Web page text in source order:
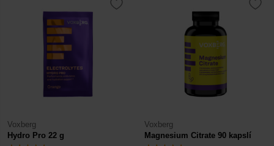
Voxberg
Hydro Pro 22 g
Voxberg
Magnesium Citrate 90 kapslí